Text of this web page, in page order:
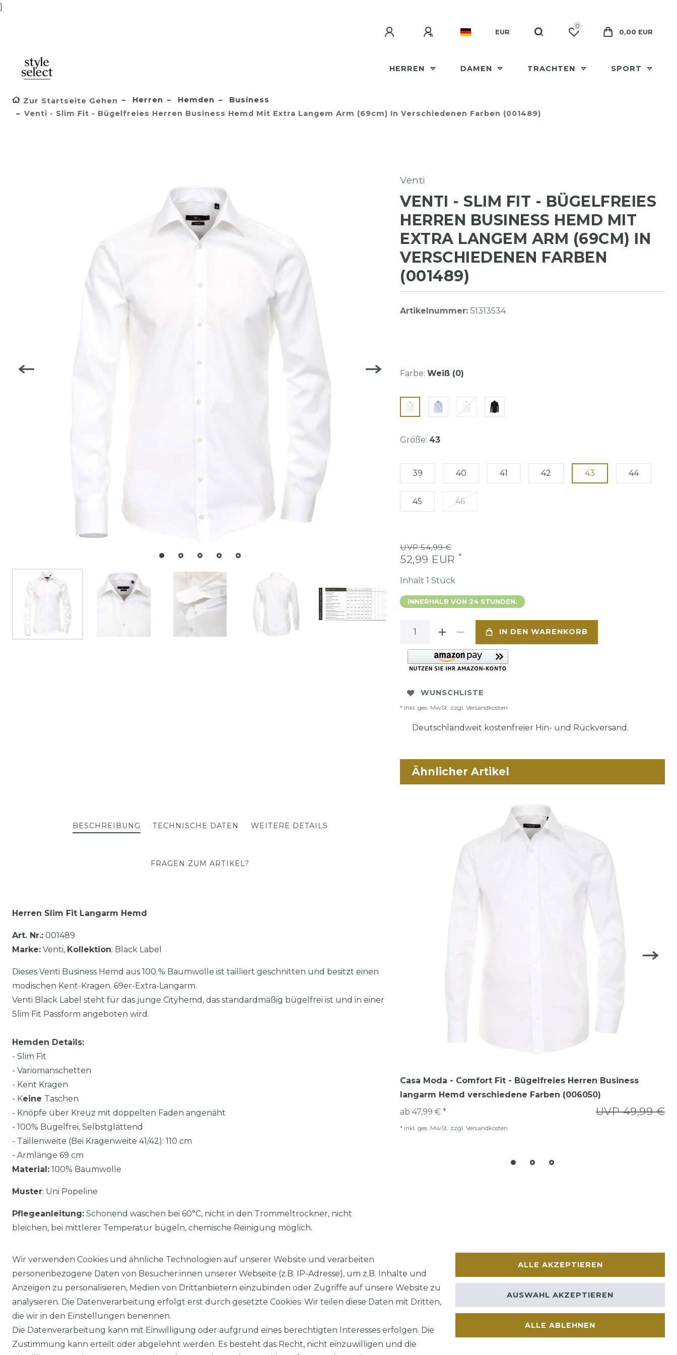
}
EUR
0
0,00 EUR
HERREN DAMEN TRACHTEN SPORT
Zur Startseite Gehen Herren Hemden
Business
Venti - Slim Fit - Bügelfreies Herren Business Hemd Mit Extra Langem Arm (69cm) In Verschiedenen Farben (001489)
Venti
VENTI - SLIM FIT - BÜGELFREIES
HERREN BUSINESS HEMD MIT
EXTRA LANGEM ARM (69CM) IN
VERSCHIEDENEN FARBEN
(001489)
Artikelnummer: 51313534
Farbe: Weiß (0)
Größe: 43
39 40 41 42 43 44
45 46
UVP 54,99 €
52,99 EUR *
Inhalt 1 Stück
INNERHALB VON 24 STUNDEN.
IN DEN WARENKORB
WUNSCHLISTE
* inkl. ges. MwSt. zzgl. Versandkosten
Deutschlandweit kostenfreier Hin- und Rückversand.
BESCHREIBUNG TECHNISCHE DATEN WEITERE DETAILS
FRAGEN ZUM ARTIKEL?
Herren Slim Fit Langarm Hemd
Art. Nr.: 001489
Marke: Venti, Kollektion: Black Label
Dieses Venti Business Hemd aus 100 % Baumwolle ist tailliert geschnitten und besitzt einen
modischen Kent-Kragen. 69er-Extra-Langarm.
Venti Black Label steht für das junge Cityhemd, das standardmäßig bügelfrei ist und in einer
Slim Fit Passform angeboten wird.
Hemden Details:
- Slim Fit
- Variomanschetten
- Kent Kragen
- Keine Taschen
- Knöpfe über Kreuz mit doppelten Faden angenäht
- 100% Bügelfrei, Selbstglättend
- Taillenweite (Bei Kragenweite 41/42): 110 cm
- Armlänge 69 cm
Material: 100% Baumwolle
Muster: Uni Popeline
Pflegeanleitung: Schonend waschen bei 60°C, nicht in den Trommeltrockner, nicht
bleichen, bei mittlerer Temperatur bügeln, chemische Reinigung möglich.
Ähnlicher Artikel
Casa Moda - Comfort Fit - Bügelfreies Herren Business
langarm Hemd verschiedene Farben (006050)
UVP 49,99 €
ab 47,99 € *
* inkl. ges. MwSt. zzgl. Versandkosten
Impressum Daten­schutz­erklärung AGB Barrierefreiheitserklärung Widerrufs­recht
Wir verwenden Cookies und ähnliche Technologien auf unserer Website und verarbeiten
personenbezogene Daten von Besucher:innen unserer Webseite (z.B. IP-Adresse), um z.B. Inhalte und
Anzeigen zu personalisieren, Medien von Drittanbietern einzubinden oder Zugriffe auf unsere Website zu
analysieren. Die Datenverarbeitung erfolgt erst durch gesetzte Cookies. Wir teilen diese Daten mit Dritten,
die wir in den Einstellungen benennen.
Die Datenverarbeitung kann mit Einwilligung oder aufgrund eines berechtigten Interesses erfolgen. Die
Zustimmung kann erteilt oder abgelehnt werden. Es besteht das Recht, nicht einzuwilligen und die
ALLE AKZEPTIEREN
ALLE ABLEHNEN
AUSWAHL AKZEPTIEREN